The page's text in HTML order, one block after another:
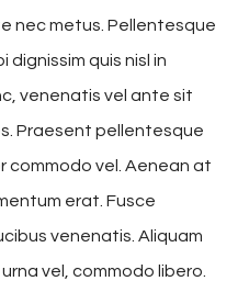
nec metus. Pellentesque
quis nisl in
venenatis vel ante sit
Praesent pellentesque
commodo vel. Aenean at
erat. Fusce
venenatis. Aliquam
vel, commodo libero.